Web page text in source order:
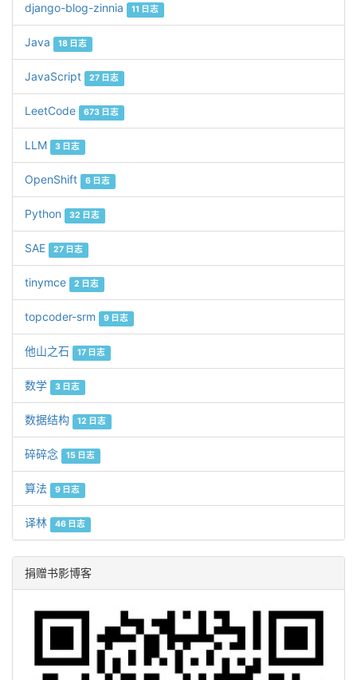
django-blog-zinnia 11 日志
Java 18 日志
JavaScript 27 日志
LeetCode 673 日志
LLM 3 日志
OpenShift 6 日志
Python 32 日志
SAE 27 日志
tinymce 2 日志
topcoder-srm 9 日志
他山之石 17 日志
数学 3 日志
数据结构 12 日志
碎碎念 15 日志
算法 9 日志
译林 46 日志
捐赠书影博客